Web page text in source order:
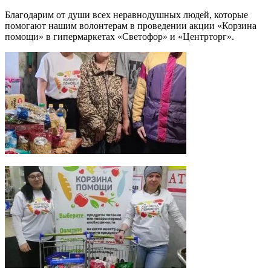
Благодарим от души всех неравнодушных людей, которые
помогают нашим волонтерам в проведении акции «Корзина
помощи» в гипермаркетах «Светофор» и «Центрторг».